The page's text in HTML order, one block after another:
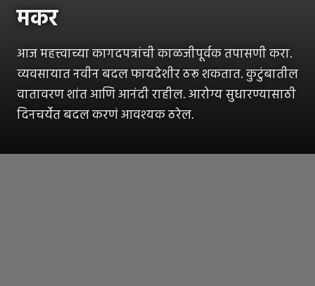
मकर
आज महत्त्वाच्या कागदपत्रांची काळजीपूर्वक तपासणी करा.
व्यवसायात नवीन बदल फायदेशीर ठरू शकतात. कुटुंबातील
वातावरण शांत आणि आनंदी राहील. आरोग्य सुधारण्यासाठी
दिनचर्येत बदल करणं आवश्यक ठरेल.